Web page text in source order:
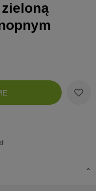
Zobacz
koszyk